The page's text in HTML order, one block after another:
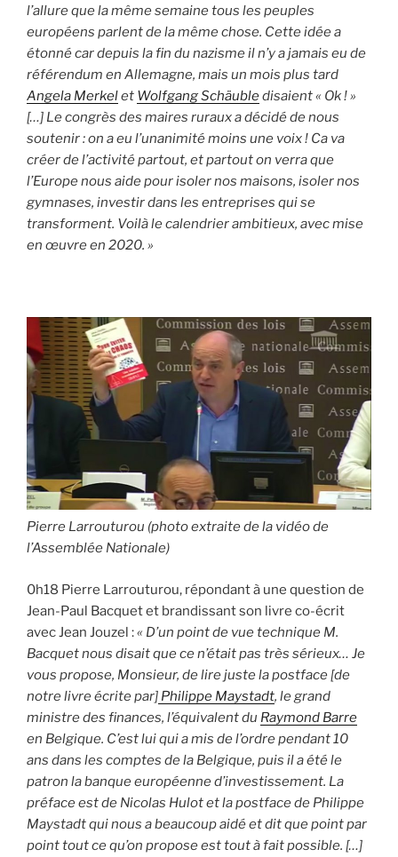
l’allure que la même semaine tous les peuples
européens parlent de la même chose. Cette idée a
étonné car depuis la fin du nazisme il n’y a jamais eu de
référendum en Allemagne, mais un mois plus tard
Angela Merkelet Wolfgang Schäubledisaient « Ok ! »
[…] Le congrès des maires ruraux a décidé de nous
soutenir : on a eu l’unanimité moins une voix ! Ca va
créer de l’activité partout, et partout on verra que
l’Europe nous aide pour isoler nos maisons, isoler nos
gymnases, investir dans les entreprises qui se
transforment. Voilà le calendrier ambitieux, avec mise
en œuvre en 2020. »
Pierre Larrouturou (photo extraite de la vidéo de
l’Assemblée Nationale)
0h18 Pierre Larrouturou, répondant à une question de
Jean-Paul Bacquet et brandissant son livre co-écrit
avec Jean Jouzel :« D’un point de vue technique M.
Bacquet nous disait que ce n’était pas très sérieux… Je
vous propose, Monsieur, de lire juste la postface [de
notre livre écrite par] Philippe Maystadt, le grand
ministre des finances, l’équivalent du Raymond Barre
en Belgique. C’est lui qui a mis de l’ordre pendant 10
ans dans les comptes de la Belgique, puis il a été le
patron la banque européenne d’investissement. La
préface est de Nicolas Hulot et la postface de Philippe
Maystadt qui nous a beaucoup aidé et dit que point par
point tout ce qu’on propose est tout à fait possible. […]